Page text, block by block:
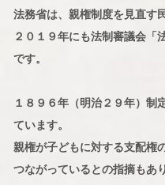
法務省は、親権制度を見直す
２０１９年にも法制審議会「
です。
１８９６年（明治２９年）制
ています。
親権が子どもに対する支配権
つながっているとの指摘もあ